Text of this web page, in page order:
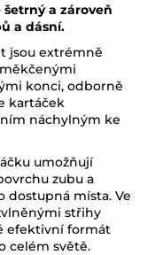
a zároveň
a dásní.
jsou extrémně
konci, odborně
kartáček
náchylným ke
umožňují
zubu a
dostupná místa. Ve
střihy
efektivní formát
celém světě.